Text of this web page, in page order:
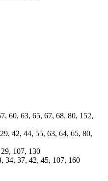
60, 63, 65, 67, 68, 80, 152,
42, 44, 55, 63, 64, 65, 80,
107, 130
34, 37, 42, 45, 107, 160